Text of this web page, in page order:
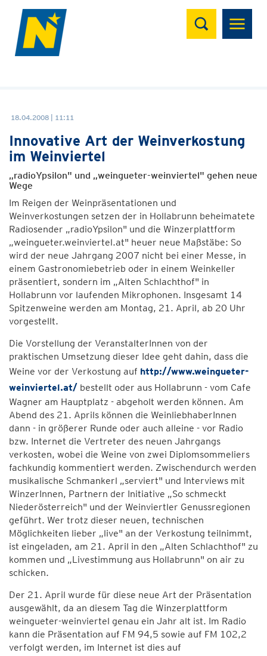
Suchen
18.04.2008 | 11:11
Innovative Art der Weinverkostung
im Weinviertel
„radioYpsilon" und „weingueter-weinviertel" gehen neue
Wege
Im Reigen der Weinpräsentationen und
Weinverkostungen setzen der in Hollabrunn beheimatete
Radiosender „radioYpsilon" und die Winzerplattform
„weingueter.weinviertel.at" heuer neue Maßstäbe: So
wird der neue Jahrgang 2007 nicht bei einer Messe, in
einem Gastronomiebetrieb oder in einem Weinkeller
präsentiert, sondern im „Alten Schlachthof" in
Hollabrunn vor laufenden Mikrophonen. Insgesamt 14
Spitzenweine werden am Montag, 21. April, ab 20 Uhr
vorgestellt.
Die Vorstellung der VeranstalterInnen von der
praktischen Umsetzung dieser Idee geht dahin, dass die
Weine vor der Verkostung auf http://www.weingueter-
weinviertel.at/ bestellt oder aus Hollabrunn - vom Cafe
Wagner am Hauptplatz - abgeholt werden können. Am
Abend des 21. Aprils können die WeinliebhaberInnen
dann - in größerer Runde oder auch alleine - vor Radio
bzw. Internet die Vertreter des neuen Jahrgangs
verkosten, wobei die Weine von zwei Diplomsommeliers
fachkundig kommentiert werden. Zwischendurch werden
musikalische Schmankerl „serviert" und Interviews mit
WinzerInnen, Partnern der Initiative „So schmeckt
Niederösterreich" und der Weinviertler Genussregionen
geführt. Wer trotz dieser neuen, technischen
Möglichkeiten lieber „live" an der Verkostung teilnimmt,
ist eingeladen, am 21. April in den „Alten Schlachthof" zu
kommen und „Livestimmung aus Hollabrunn" on air zu
schicken.
Der 21. April wurde für diese neue Art der Präsentation
ausgewählt, da an diesem Tag die Winzerplattform
weingueter-weinviertel genau ein Jahr alt ist. Im Radio
kann die Präsentation auf FM 94,5 sowie auf FM 102,2
verfolgt werden, im Internet ist dies auf